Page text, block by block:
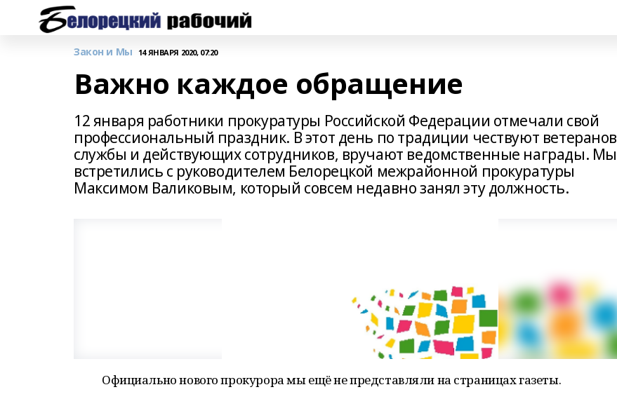
Закон и Мы 14 ЯНВАРЯ 2020, 07:20
Важно каждое обращение
12 января работники прокуратуры Российской Федерации отмечали свой
профессиональный праздник. В этот день по традиции чествуют ветеранов
службы и действующих сотрудников, вручают ведомственные награды. Мы
встретились с руководителем Белорецкой межрайонной прокуратуры
Максимом Валиковым, который совсем недавно занял эту должность.
Официально нового прокурора мы ещё не представляли на страницах газеты.